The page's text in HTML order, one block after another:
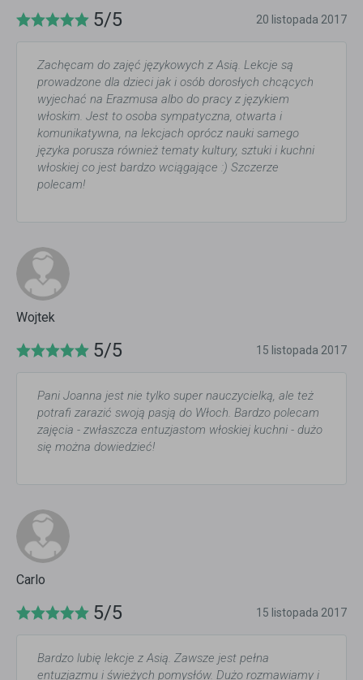
5/5 20 listopada 2017
Zachęcam do zajęć językowych z Asią. Lekcje są
prowadzone dla dzieci jak i osób dorosłych chcących
wyjechać na Erazmusa albo do pracy z językiem
włoskim. Jest to osoba sympatyczna, otwarta i
komunikatywna, na lekcjach oprócz nauki samego
języka porusza również tematy kultury, sztuki i kuchni
włoskiej co jest bardzo wciągające :) Szczerze
polecam!
Wojtek
5/5 15 listopada 2017
Pani Joanna jest nie tylko super nauczycielką, ale też
potrafi zarazić swoją pasją do Włoch. Bardzo polecam
zajęcia - zwłaszcza entuzjastom włoskiej kuchni - dużo
się można dowiedzieć!
Carlo
5/5 15 listopada 2017
Bardzo lubię lekcje z Asią. Zawsze jest pełna
entuzjazmu i świeżych pomysłów. Dużo rozmawiamy i